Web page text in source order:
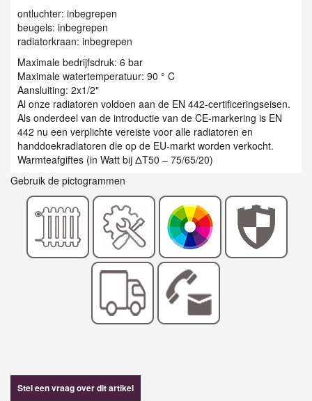
ontluchter: inbegrepen
beugels: inbegrepen
radiatorkraan: inbegrepen
Maximale bedrijfsdruk: 6 bar
Maximale watertemperatuur: 90 ° C
Aansluiting: 2x1/2"
Al onze radiatoren voldoen aan de EN 442-certificeringseisen.
Als onderdeel van de introductie van de CE-markering is EN
442 nu een verplichte vereiste voor alle radiatoren en
handdoekradiatoren die op de EU-markt worden verkocht.
Warmteafgiftes (in Watt bij ΔT50 – 75/65/20)
Gebruik de pictogrammen
Stel een vraag over dit artikel